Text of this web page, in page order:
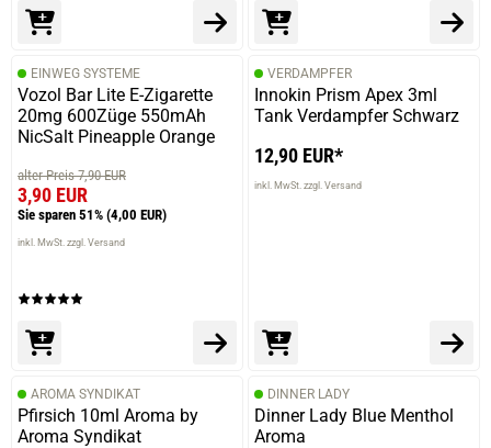
EINWEG SYSTEME
Vozol Bar Lite E-Zigarette
20mg 600Züge 550mAh
NicSalt Pineapple Orange
alter Preis 7,90 EUR
3,90 EUR
Sie sparen 51% (4,00 EUR)
inkl. MwSt. zzgl. Versand
VERDAMPFER
Innokin Prism Apex 3ml
Tank Verdampfer Schwarz
12,90 EUR*
inkl. MwSt. zzgl. Versand
AROMA SYNDIKAT
Pfirsich 10ml Aroma by
Aroma Syndikat
DINNER LADY
Dinner Lady Blue Menthol
Aroma